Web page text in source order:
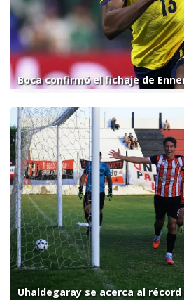
Boca confirmó el fichaje de
Uhaldegaray se acerca al récord